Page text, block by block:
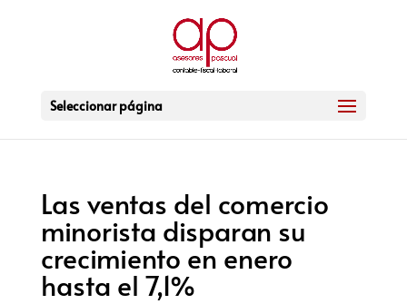
Seleccionar página
Las ventas del comercio
minorista disparan su
crecimiento en enero
hasta el 7,1%